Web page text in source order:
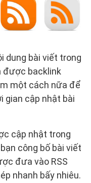
dung bài viết trong
được backlink
một cách nữa để
gian cập nhật bài
cập nhật trong
công bố bài viết
đưa vào RSS
nhanh bấy nhiêu.